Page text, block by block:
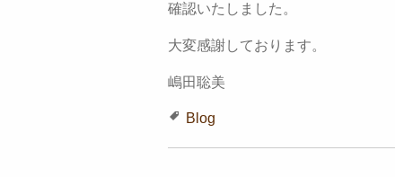
確認いたしました。
大変感謝しております。
嶋田聡美
Blog